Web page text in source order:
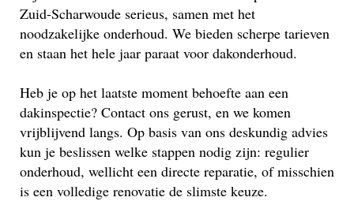
Zuid-Scharwoude serieus, samen met het
noodzakelijke onderhoud. We bieden scherpe tarieven
en staan het hele jaar paraat voor dakonderhoud.
Heb je op het laatste moment behoefte aan een
dakinspectie? Contact ons gerust, en we komen
vrijblijvend langs. Op basis van ons deskundig advies
kun je beslissen welke stappen nodig zijn: regulier
onderhoud, wellicht een directe reparatie, of misschien
is een volledige renovatie de slimste keuze.